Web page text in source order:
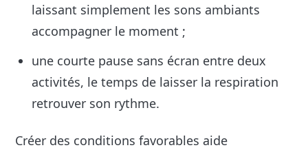
laissant simplement les sons ambiants
accompagner le moment ;
une courte pause sans écran entre deux
activités, le temps de laisser la respiration
retrouver son rythme.
Créer des conditions favorables aide